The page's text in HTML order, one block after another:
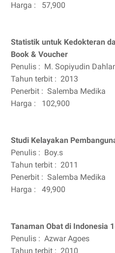
Harga :
57,900
Statistik untuk Kedokteran
Book & Voucher
Penulis : M. Sopiyudin
Tahun terbit : 2013
Penerbit : Salemba Medika
Harga :
102,900
Studi Kelayakan
Penulis : Boy.s
Tahun terbit : 2011
Penerbit : Salemba Medika
Harga :
49,900
Tanaman Obat di Indonesia
Penulis : Azwar Agoes
Tahun terbit : 2010